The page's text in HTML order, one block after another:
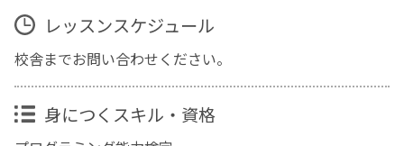
レッスンスケジュール
校舎までお問い合わせください。
身につくスキル・資格